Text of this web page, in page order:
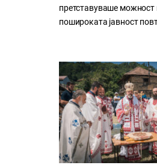
претставуваше можност
пошироката јавност